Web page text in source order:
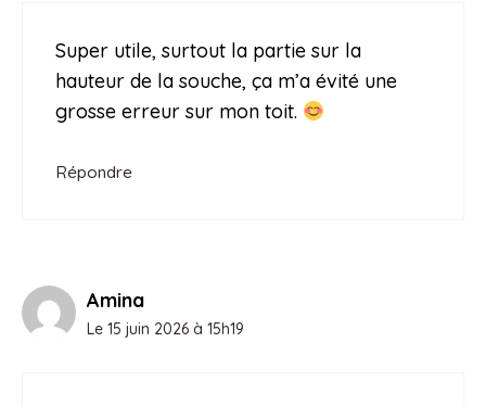
Super utile, surtout la partie sur la
hauteur de la souche, ça m’a évité une
grosse erreur sur mon toit.
Répondre
Amina
Le 15 juin 2026 à 15h19